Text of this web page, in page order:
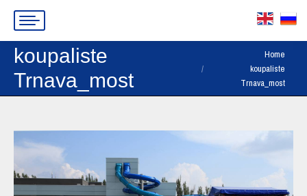
koupaliste
Trnava_most
Home
koupaliste
Trnava_most